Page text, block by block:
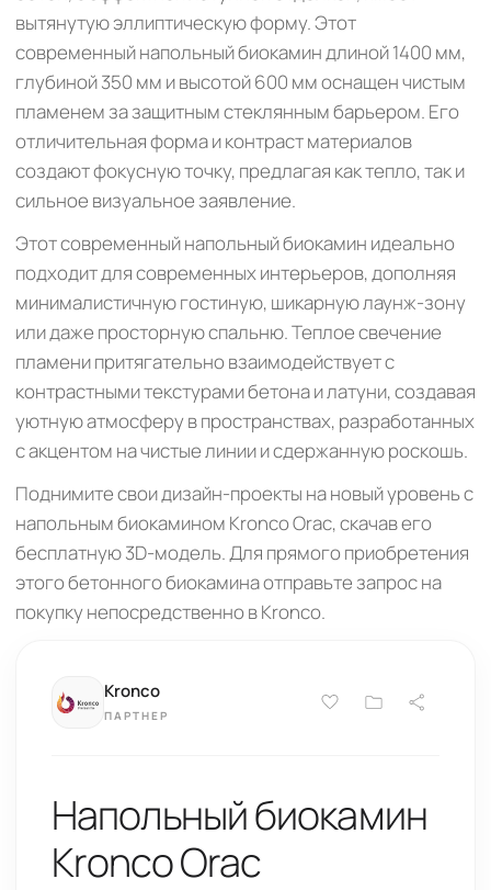
вытянутую эллиптическую форму. Этот
современный напольный биокамин длиной 1400 мм,
глубиной 350 мм и высотой 600 мм оснащен чистым
пламенем за защитным стеклянным барьером. Его
отличительная форма и контраст материалов
создают фокусную точку, предлагая как тепло, так и
сильное визуальное заявление.
Этот современный напольный биокамин идеально
подходит для современных интерьеров, дополняя
минималистичную гостиную, шикарную лаунж-зону
или даже просторную спальню. Теплое свечение
пламени притягательно взаимодействует с
контрастными текстурами бетона и латуни, создавая
уютную атмосферу в пространствах, разработанных
с акцентом на чистые линии и сдержанную роскошь.
Поднимите свои дизайн-проекты на новый уровень с
напольным биокамином Kronco Orac, скачав его
бесплатную 3D-модель. Для прямого приобретения
этого бетонного биокамина отправьте запрос на
покупку непосредственно в Kronco.
Kronco
ПАРТНЕР
Напольный биокамин
Kronco Orac